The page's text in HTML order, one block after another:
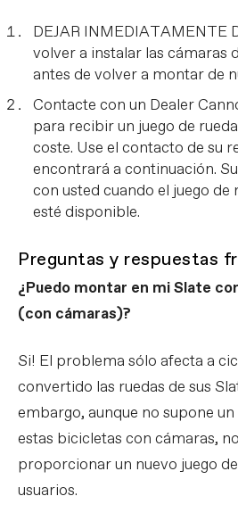
DEJAR INMEDIATAMENTE
volver a instalar las cámaras
antes de volver a montar de
Contacte con un Dealer
para recibir un juego de
coste. Use el contacto de su
encontrará a continuación.
con usted cuando el juego de
esté disponible.
Preguntas y respuestas
¿Puedo montar en mi Slate
(con cámaras)?
Si! El problema sólo afecta a
convertido las ruedas de sus
embargo, aunque no supone
estas bicicletas con cámaras,
proporcionar un nuevo juego
usuarios.